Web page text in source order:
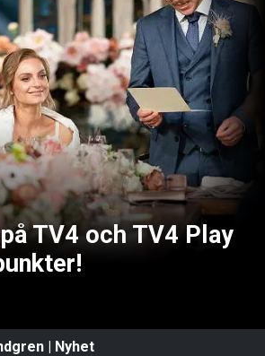
TV4 och TV4 Play
| Nyhet